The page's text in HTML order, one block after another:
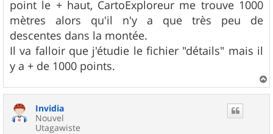
point le + haut, CartoExploreur me trouve 1000
mètres alors qu'il n'y a que très peu de
descentes dans la montée.
Il va falloir que j'étudie le fichier "détails" mais il
y a + de 1000 points.
a
Invidia
Nouvel
Utagawiste